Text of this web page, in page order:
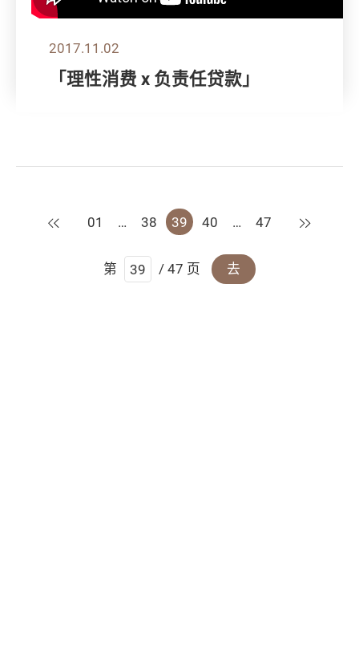
2017.11.02
「理性消费 x 负责任贷款」
上一页
01 … 38 39 40 … 47 下一页
第 / 47 页 去